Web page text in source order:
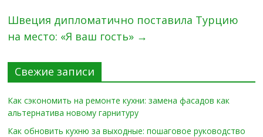
Швеция дипломатично поставила Турцию
на место: «Я ваш гость» →
Свежие записи
Как сэкономить на ремонте кухни: замена фасадов как
альтернатива новому гарнитуру
Как обновить кухню за выходные: пошаговое руководство